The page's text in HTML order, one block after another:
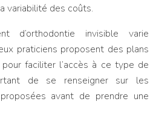
variabilité des coûts.
d’orthodontie invisible varie
praticiens proposent des plans
faciliter l’accès à ce type de
de se renseigner sur les
avant de prendre une